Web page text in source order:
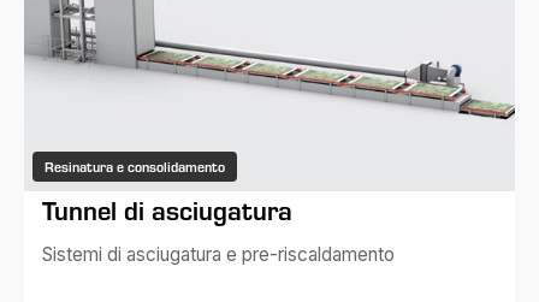
Resinatura e consolidamento
Tunnel di asciugatura
Sistemi di asciugatura e pre-riscaldamento